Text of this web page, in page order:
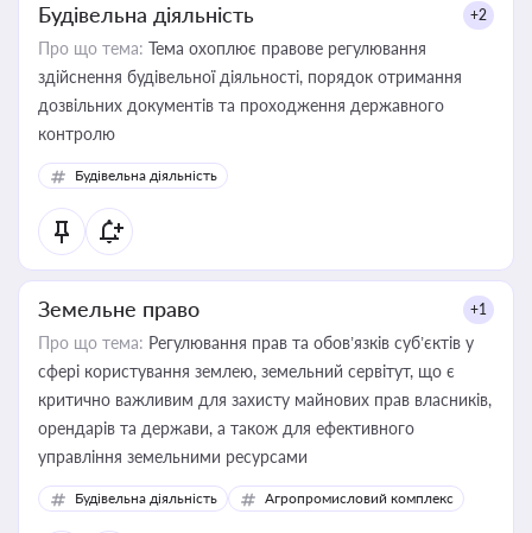
Будівельна діяльність +2
Про що тема: Тема охоплює правове регулювання
здійснення будівельної діяльності, порядок отримання
дозвільних документів та проходження державного
контролю
Будівельна діяльність
Земельне право +1
Про що тема: Регулювання прав та обов’язків суб’єктів у
сфері користування землею, земельний сервітут, що є
критично важливим для захисту майнових прав власників,
орендарів та держави, а також для ефективного
управління земельними ресурсами
Будівельна діяльність Агропромисловий комплекс